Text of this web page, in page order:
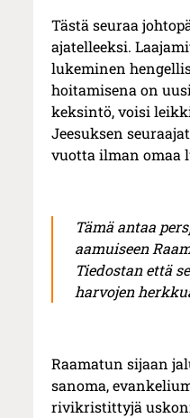
Tästä seuraa
ajatelleeksi.
lukeminen
hoitamisena on
keksintö, voisi
Jeesuksen
vuotta ilman omaa
Tämä antaa
aamuiseen
Tiedostan että
harvojen
Raamatun sijaan
sanoma,
rivikristittyjä